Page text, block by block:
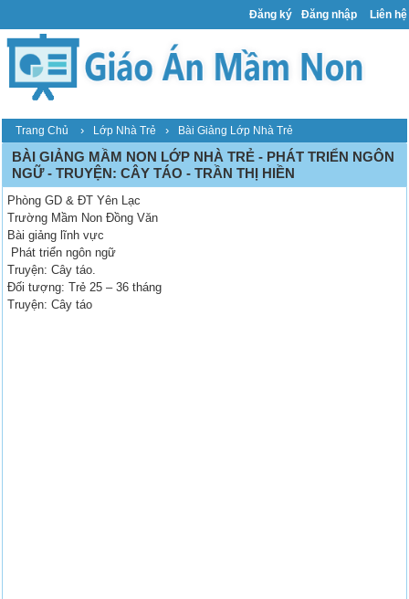
Đăng ký Đăng nhập Liên hệ
Trang Chủ › Lớp Nhà Trẻ › Bài Giảng Lớp Nhà Trẻ
BÀI GIẢNG MẦM NON LỚP NHÀ TRẺ - PHÁT TRIỂN NGÔN
NGỮ - TRUYỆN: CÂY TÁO - TRẦN THỊ HIỀN
Phòng GD & ĐT Yên Lạc
Trường Mầm Non Đồng Văn
Bài giảng lĩnh vực
Phát triển ngôn ngữ
Truyện: Cây táo.
Đối tượng: Trẻ 25 – 36 tháng
Truyện: Cây táo